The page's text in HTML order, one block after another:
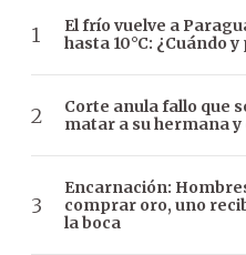
El frío vuelve a
hasta 10°C: ¿Cuándo
Corte anula fallo que
matar a su hermana
Encarnación:
comprar oro, uno
la boca